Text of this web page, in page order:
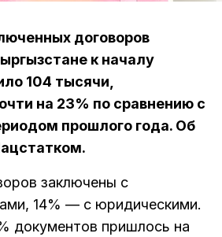
договоров
к началу
104 тысячи,
на 23% по сравнению с
прошлого года. Об
заключены с
14% — с юридическими.
документов пришлось на